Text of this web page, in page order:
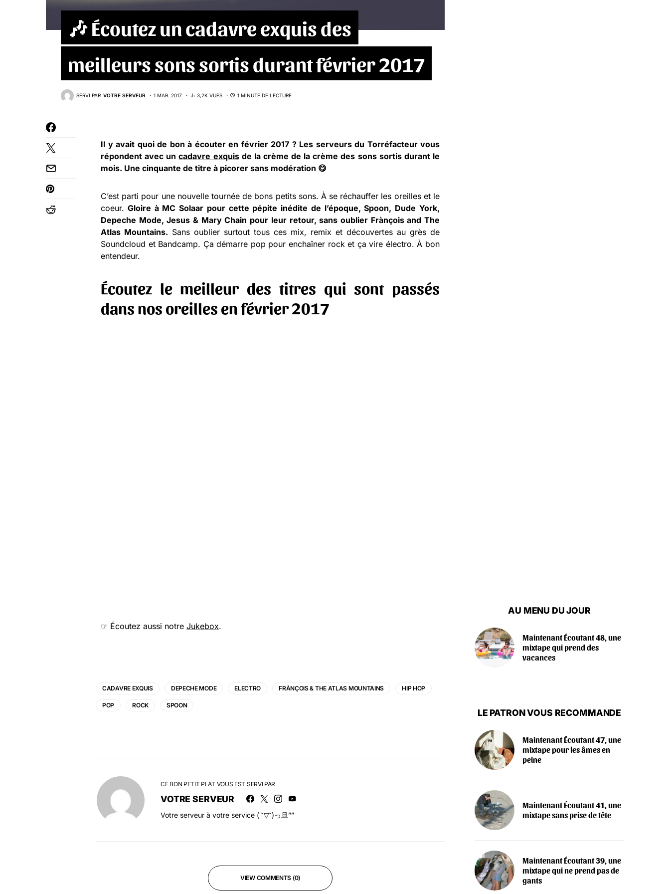
🎶 Écoutez un cadavre exquis des
meilleurs sons sortis durant février 2017
SERVI PAR VOTRE SERVEUR 1 MAR. 2017 3,2K VUES 1 MINUTE DE LECTURE
Il y avait quoi de bon à écouter en février 2017 ? Les serveurs du Torréfacteur vous
répondent avec uncadavre exquisde la crème de la crème des sons sortis durant le
mois. Une cinquante de titre à picorer sans modération 😋
C’est parti pour une nouvelle tournée de bons petits sons. À se réchauffer les oreilles et le
coeur. Gloire à MC Solaar pour cette pépite inédite de l’époque, Spoon, Dude York,
Depeche Mode, Jesus & Mary Chain pour leur retour, sans oublier Frànçois and The
Atlas Mountains. Sans oublier surtout tous ces mix, remix et découvertes au grès de
Soundcloud et Bandcamp. Ça démarre pop pour enchaîner rock et ça vire électro. À bon
entendeur.
Écoutez le meilleur des titres qui sont passés
dans nos oreilles en février 2017
☞ Écoutez aussi notre Jukebox.
CADAVRE EXQUIS DEPECHE MODE ELECTRO FRÀNÇOIS & THE ATLAS MOUNTAINS HIP HOP
POP ROCK SPOON
CE BON PETIT PLAT VOUS EST SERVI PAR
VOTRE SERVEUR
Votre serveur à votre service ( ˘▽˘)っ旦””
VIEW COMMENTS (0)
AU MENU DU JOUR
Maintenant Écoutant 48, une
mixtape qui prend des
vacances
LE PATRON VOUS RECOMMANDE
Maintenant Écoutant 47, une
mixtape pour les âmes en
peine
Maintenant Écoutant 41, une
mixtape sans prise de tête
Maintenant Écoutant 39, une
mixtape qui ne prend pas de
gants